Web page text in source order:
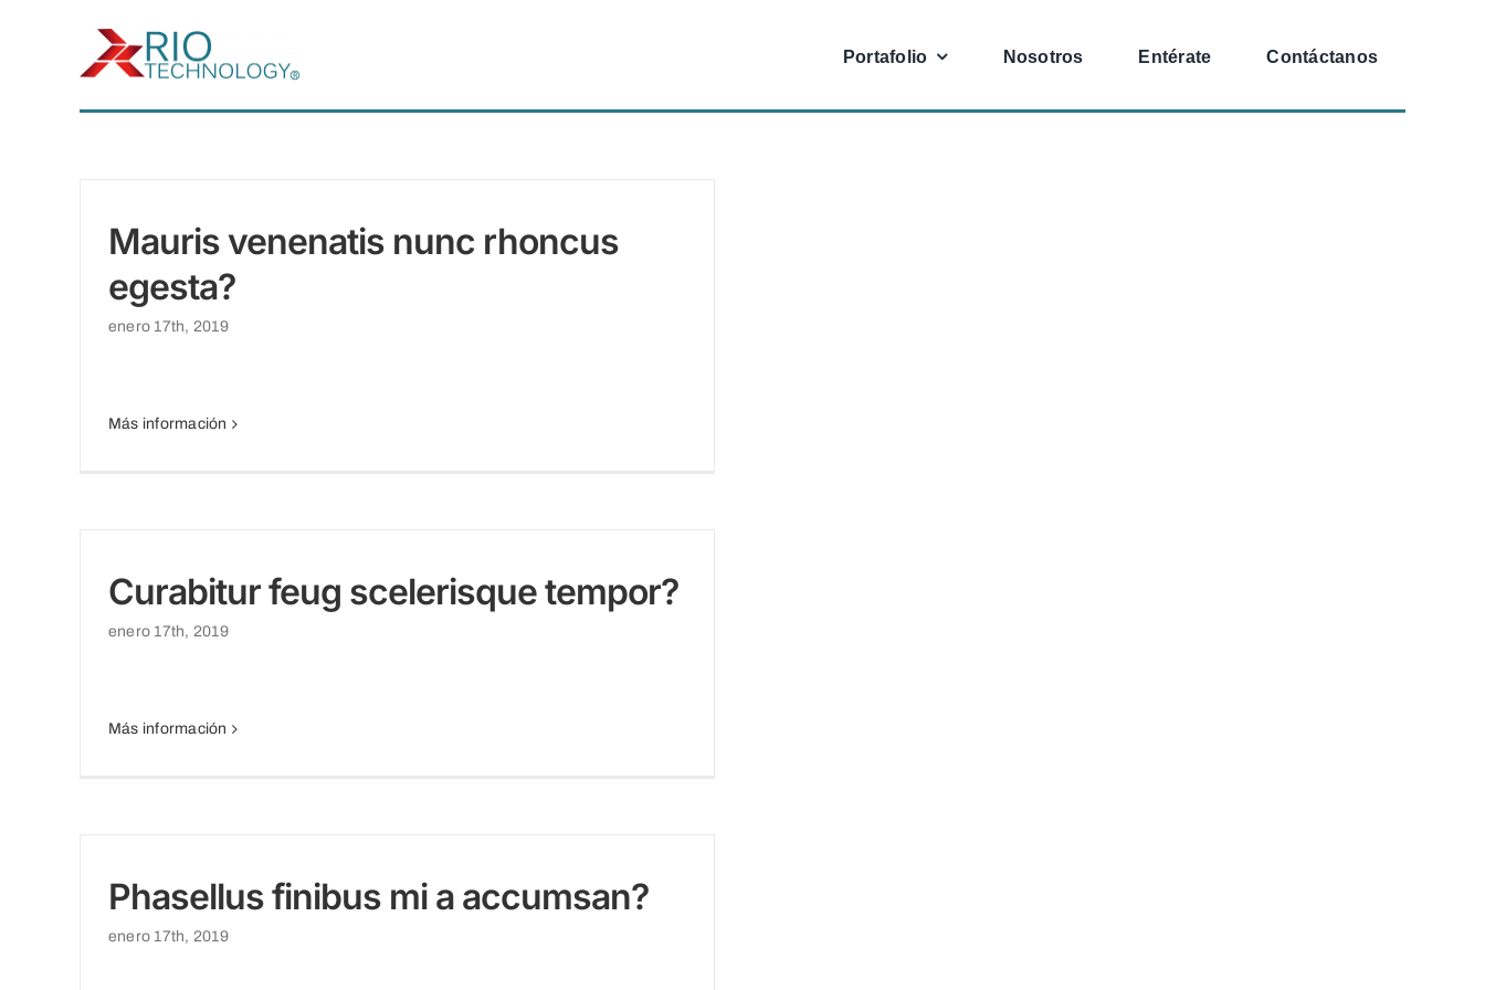
contenido
Portafolio Nosotros Entérate Contáctanos
Mauris venenatis nunc rhoncus
egesta?
enero 17th, 2019
Más información
Curabitur feug scelerisque tempor?
enero 17th, 2019
Más información
Phasellus finibus mi a accumsan?
enero 17th, 2019